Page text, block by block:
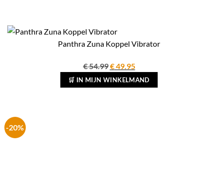
Panthra Zuna Koppel Vibrator
€54.99Oorspronkelijke
prijs
was:
€49.95Huidige
prijs
is:
🛒 IN MIJN WINKELMAND
-20%